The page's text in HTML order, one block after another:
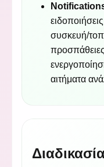
συσκευή/
αιτήματα